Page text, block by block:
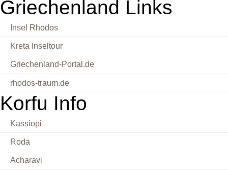
Griechenland Links
Insel Rhodos
Kreta Inseltour
Griechenland-Portal.de
rhodos-traum.de
Korfu Info
Kassiopi
Roda
Acharavi